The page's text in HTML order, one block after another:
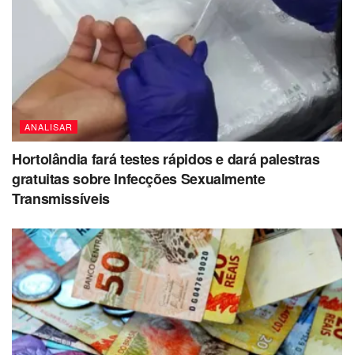
ANALISAR
Hortolândia fará testes rápidos e dará palestras
gratuitas sobre Infecções Sexualmente
Transmissíveis